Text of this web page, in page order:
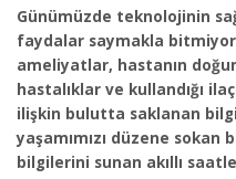
Günümüzde teknolojinin
faydalar saymakla
ameliyatlar, hastanın
hastalıklar ve kullandığı
ilişkin bulutta saklanan
yaşamımızı düzene
bilgilerini sunan akıllı